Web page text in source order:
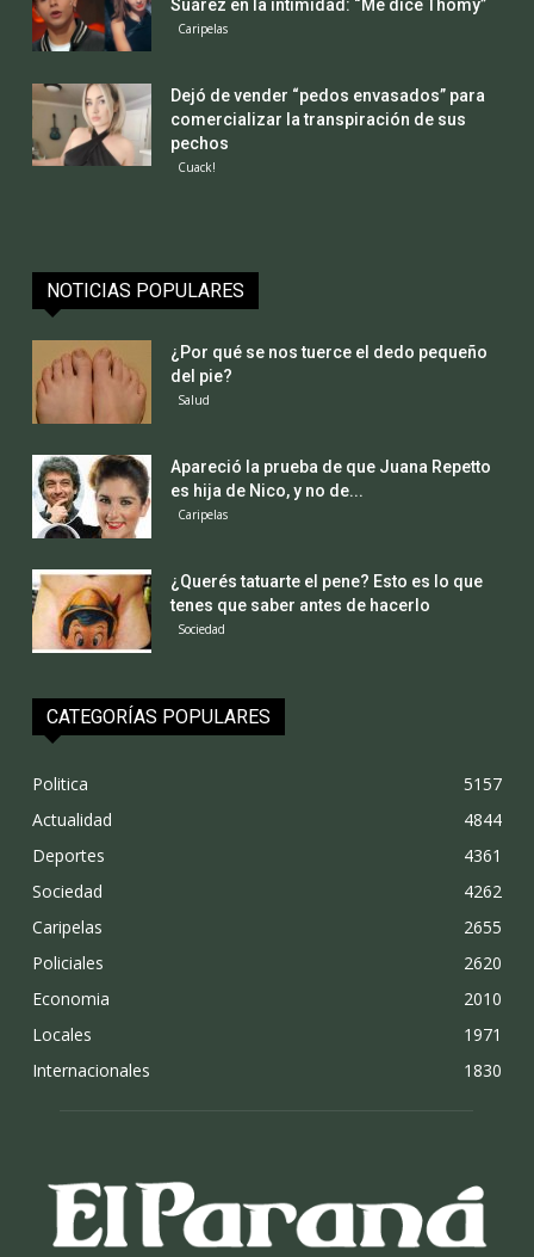
Suárez en la intimidad: “Me dice Thomy”
Caripelas
Dejó de vender “pedos envasados” para
comercializar la transpiración de sus
pechos
Cuack!
NOTICIAS POPULARES
¿Por qué se nos tuerce el dedo pequeño
del pie?
Salud
Apareció la prueba de que Juana Repetto
es hija de Nico, y no de...
Caripelas
¿Querés tatuarte el pene? Esto es lo que
tenes que saber antes de hacerlo
Sociedad
CATEGORÍAS POPULARES
Politica
5157
Actualidad
4844
Deportes
4361
Sociedad
4262
Caripelas
2655
Policiales
2620
Economia
2010
Locales
1971
Internacionales
1830